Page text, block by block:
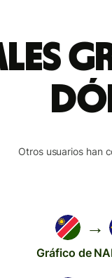
Otros usuarios han
→
Gráfico de